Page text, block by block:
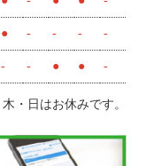
● - - - -
- - ● ● -
木・日はお休みです。